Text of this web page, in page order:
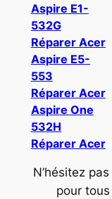
Aspire E1-
532G
Réparer Acer
Aspire E5-
553
Réparer Acer
Aspire One
532H
Réparer Acer
N’hésitez
pour